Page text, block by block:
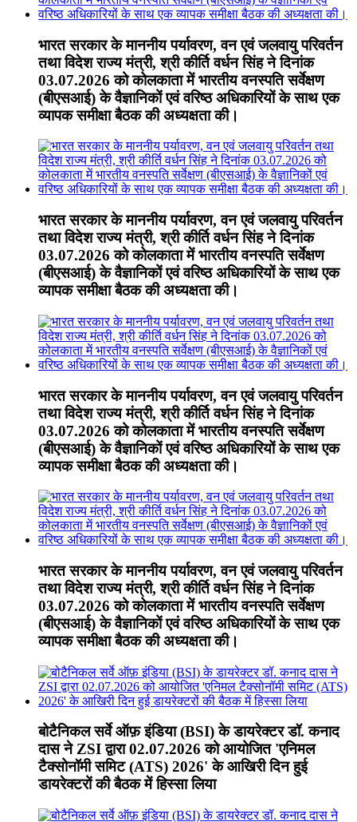
भारत सरकार के माननीय पर्यावरण, वन एवं जलवायु परिवर्तन
तथा विदेश राज्य मंत्री, श्री कीर्ति वर्धन सिंह ने दिनांक
03.07.2026 को कोलकाता में भारतीय वनस्पति सर्वेक्षण
(बीएसआई) के वैज्ञानिकों एवं वरिष्ठ अधिकारियों के साथ एक
व्यापक समीक्षा बैठक की अध्यक्षता की।
भारत सरकार के माननीय पर्यावरण, वन एवं जलवायु परिवर्तन
तथा विदेश राज्य मंत्री, श्री कीर्ति वर्धन सिंह ने दिनांक
03.07.2026 को कोलकाता में भारतीय वनस्पति सर्वेक्षण
(बीएसआई) के वैज्ञानिकों एवं वरिष्ठ अधिकारियों के साथ एक
व्यापक समीक्षा बैठक की अध्यक्षता की।
भारत सरकार के माननीय पर्यावरण, वन एवं जलवायु परिवर्तन
तथा विदेश राज्य मंत्री, श्री कीर्ति वर्धन सिंह ने दिनांक
03.07.2026 को कोलकाता में भारतीय वनस्पति सर्वेक्षण
(बीएसआई) के वैज्ञानिकों एवं वरिष्ठ अधिकारियों के साथ एक
व्यापक समीक्षा बैठक की अध्यक्षता की।
भारत सरकार के माननीय पर्यावरण, वन एवं जलवायु परिवर्तन
तथा विदेश राज्य मंत्री, श्री कीर्ति वर्धन सिंह ने दिनांक
03.07.2026 को कोलकाता में भारतीय वनस्पति सर्वेक्षण
(बीएसआई) के वैज्ञानिकों एवं वरिष्ठ अधिकारियों के साथ एक
व्यापक समीक्षा बैठक की अध्यक्षता की।
बोटैनिकल सर्वे ऑफ़ इंडिया (BSI) के डायरेक्टर डॉ. कनाद
दास ने ZSI द्वारा 02.07.2026 को आयोजित 'एनिमल
टैक्सोनॉमी समिट (ATS) 2026' के आखिरी दिन हुई
डायरेक्टरों की बैठक में हिस्सा लिया